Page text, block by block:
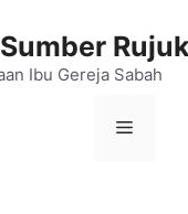
Ibu Gereja Sabah
Menu